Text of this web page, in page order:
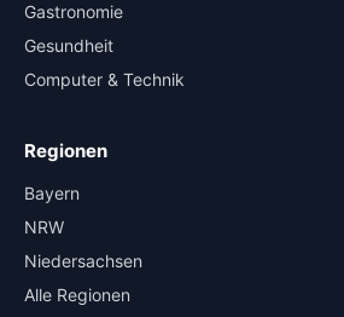
Gastronomie
Gesundheit
Computer & Technik
Regionen
Bayern
NRW
Niedersachsen
Alle Regionen